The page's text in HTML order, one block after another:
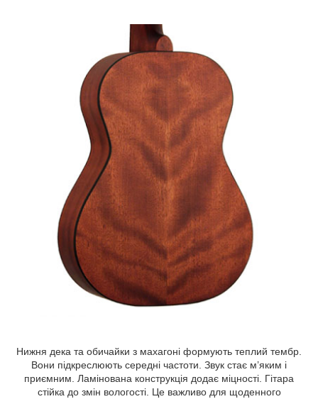
Нижня дека та обичайки з махагоні формують теплий тембр.
Вони підкреслюють середні частоти. Звук стає м’яким і
приємним. Ламінована конструкція додає міцності. Гітара
стійка до змін вологості. Це важливо для щоденного